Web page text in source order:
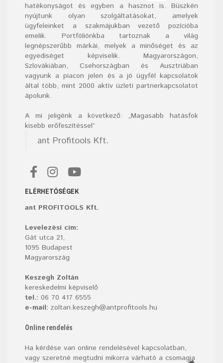
hatékonyságot és egyben a hasznot is. Büszkén
nyújtunk olyan szolgáltatásokat, amelyek
ügyfeleinket a szakmájukban vezető pozícióba
emelik. Portfóliónkba tartoznak a világ
legnépszerűbb márkái, melyek a minőséget és az
egyediséget képviselik. Magyarországon,
Szlovákiában, Csehországban és Ausztriában
vagyunk a piacon jelen és a jó ügyfél kapcsolatok
által több, mint 2000 aktív üzleti partnerkapcsolatot
ápolunk.
A mi jeligénk a következő: „Magasabb hatásfok
kisebb erőfeszítéssel”
ant Profitools Kft.
ELÉRHETŐSÉGEK
ant PROFITOOLS Kft.
Levelezési cím:
Gát utca 21,
1095 Budapest
Magyarország
Keszegh Zoltán
kereskedelmi képviselő
tel.: 06 70 417 6555
e-mail: zoltan.keszegh@antprofitools.hu
Online rendelés
Ha kérdése van online rendelésével kapcsolatban,
vagy szeretné megtudni mikorra várható a csomagja